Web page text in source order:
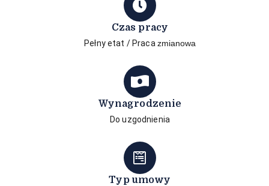
Czas pracy
Pełny etat / Praca zmianowa
Wynagrodzenie
Do uzgodnienia
Typ umowy